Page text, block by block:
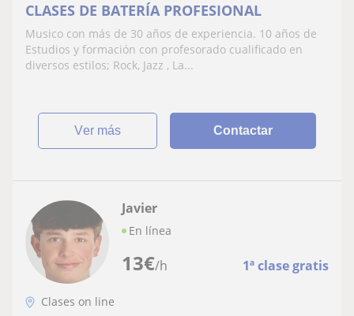
CLASES DE BATERÍA PROFESIONAL
Musico con más de 30 años de experiencia. 10 años de
Estudios y formación con profesorado cualificado en
diversos estilos; Rock, Jazz , La...
ver más Contactar
13€/h 1ª clase gratis
Javier
En línea
Clases on line